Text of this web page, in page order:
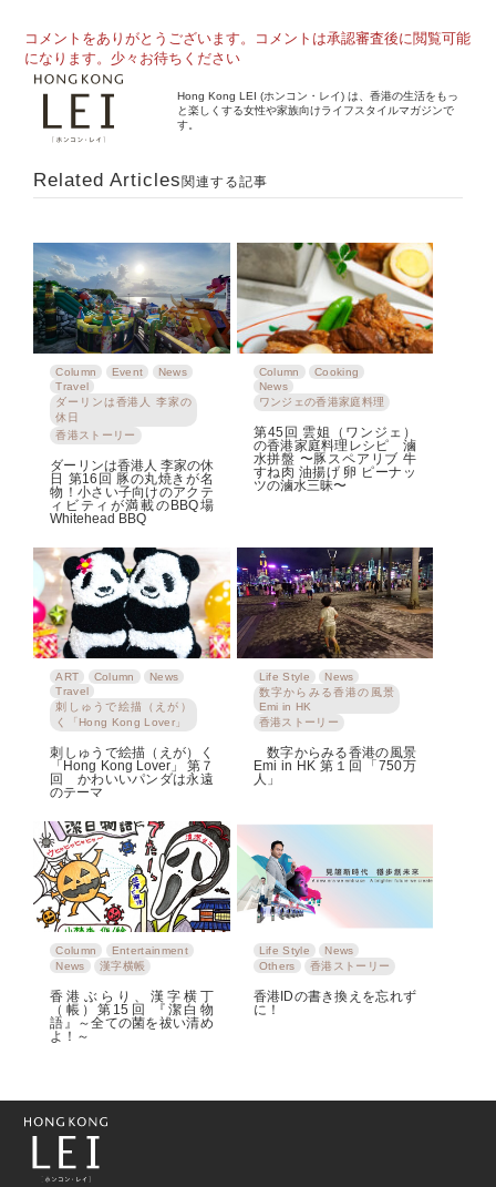
コメントをありがとうございます。コメントは承認審査後に閲覧可能
になります。少々お待ちください
Hong Kong LEI (ホンコン・レイ) は、香港の生活をもっ
と楽しくする女性や家族向けライフスタイルマガジンで
す。
Related Articles 関連する記事
Column Event
News
Travel
ダーリンは香港人 李家の
休日
香港ストーリー
ダーリンは香港人 李家の休
日 第16回 豚の丸焼きが名
物！小さい子向けのアクテ
ィビティが満載のBBQ場
Whitehead BBQ
Column
Cooking
News
ワンジェの香港家庭料理
第45回 雲姐（ワンジェ）
の香港家庭料理レシピ 滷
水拼盤 〜豚スペアリブ 牛
すね肉 油揚げ 卵 ピーナッ
ツの滷水三昧〜
ART Column
News
Travel
刺しゅうで絵描（えが）
く「Hong Kong Lover」
刺しゅうで絵描（えが）く
「Hong Kong Lover」 第７
回 かわいいパンダは永遠
のテーマ
Life Style
News
数字からみる香港の風景
Emi in HK
香港ストーリー
数字からみる香港の風景
Emi in HK 第１回「750万
人」
Column
Entertainment
News
漢字横帳
香港ぶらり、漢字横丁
（帳）第15回 『潔白物
語』～全ての菌を祓い清め
よ！～
Life Style
News
Others
香港ストーリー
香港IDの書き換えを忘れず
に！